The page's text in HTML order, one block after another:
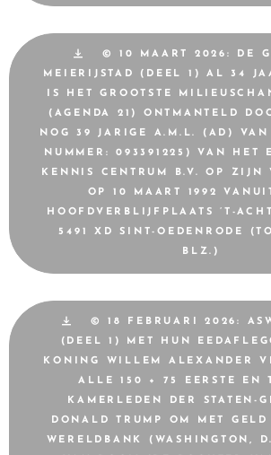
© 10 MAART 2026: DE
MEIERIJSTAD (DEEL 1) AL 34
IS HET GROOTSTE
(AGENDA 21) ONTMANTELD
NOG 39 JARIGE A.M.L. (AD) VAN
NUMMER: 093391225) VAN HET
KENNIS CENTRUM B.V. OP ZIJN
OP 10 MAART 1992
HOOFDVERBLIJFPLAATS ’T-
5491 XD SINT-OEDENRODE
BLZ.)
© 18 FEBRUARI 2026:
(DEEL 1) MET HUN
KONING WILLEM ALEXANDER
ALLE 150 + 75 EERSTE EN
KAMERLEDEN DER STATEN-
DONALD TRUMP OM MET
WERELDBANK (WASHINGTON,